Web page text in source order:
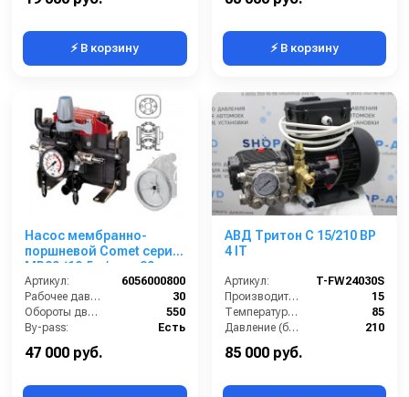
⚡ В корзину ⚡ В корзину
Насос мембранно-
поршневой Comet серия
МР20 (19,5 л/мин; 30
бар) с шкивом d=292
Артикул:
6056000800
Рабочее давление (бар):
30
Обороты двигателя (об/мин):
550
By-pass:
Есть
47 000 руб.
АВД Тритон C 15/210 BP
4 IT
Артикул:
T-FW24030S
Производительность (л/мин):
15
Температура (°C):
85
Давление (бар):
210
85 000 руб.